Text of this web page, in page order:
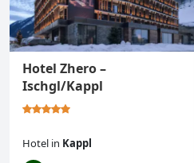
Hotel Zhero –
Ischgl/Kappl
Hotel in Kappl